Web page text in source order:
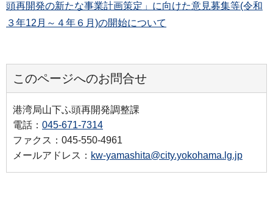
頭再開発の新たな事業計画策定」に向けた意見募集等(令和
３年12月～４年６月)の開始について
このページへのお問合せ
港湾局山下ふ頭再開発調整課
電話： 045-671-7314
ファクス：045-550-4961
メールアドレス： kw-yamashita@city.yokohama.lg.jp